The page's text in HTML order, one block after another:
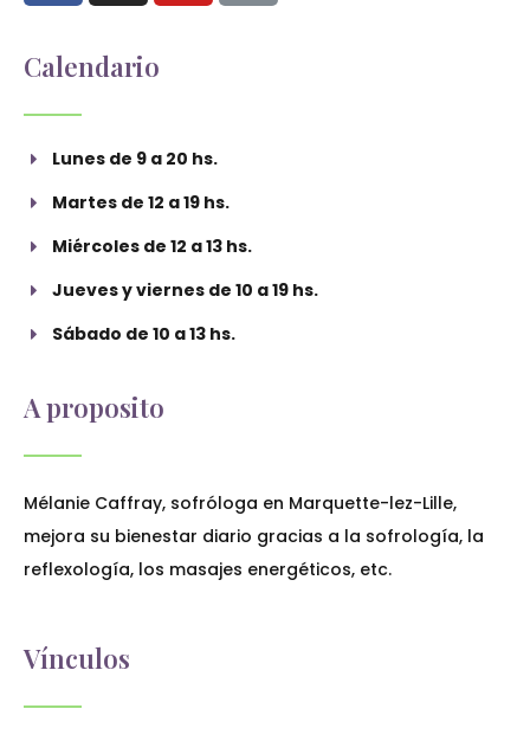
Calendario
Lunes de 9 a 20 hs.
Martes de 12 a 19 hs.
Miércoles de 12 a 13 hs.
Jueves y viernes de 10 a 19 hs.
Sábado de 10 a 13 hs.
A proposito
Mélanie Caffray, sofróloga en Marquette-lez-Lille,
mejora su bienestar diario gracias a la sofrología, la
reflexología, los masajes energéticos, etc.
Vínculos